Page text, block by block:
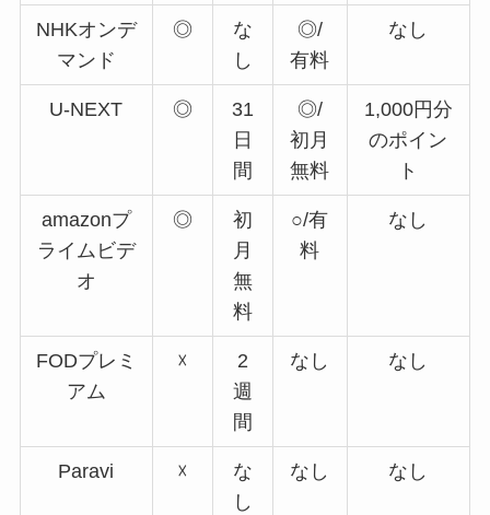
NHKオンデ
マンド
◎
な
し
◎/
有料
なし
U-NEXT ◎
31
日
間
◎/
初月
無料
1,000円分
のポイン
ト
amazonプ
ライムビデ
オ
◎
初
月
無
料
○/有
料
なし
FODプレミ
アム
☓
2
週
間
なし なし
Paravi ☓
な
し
なし なし